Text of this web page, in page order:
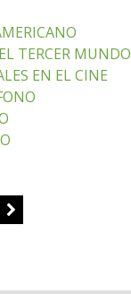
TERCER MUNDO
EN EL CINE